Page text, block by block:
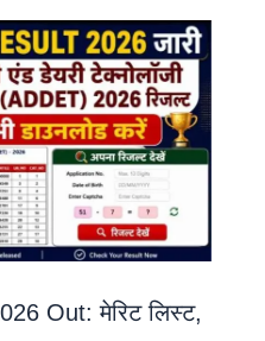
Out: मेरिट लिस्ट,